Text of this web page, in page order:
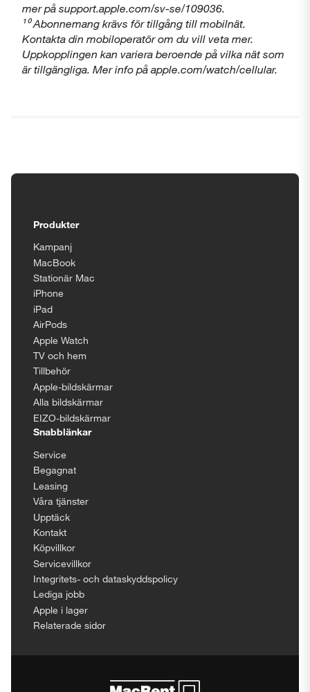
mer på support.apple.com/sv-se/109036.
¹⁰ Abonnemang krävs för tillgång till mobilnät.
Kontakta din mobiloperatör om du vill veta mer.
Uppkopplingen kan variera beroende på vilka nät som
är tillgängliga. Mer info på apple.com/watch/cellular.
Produkter
Kampanj
MacBook
Stationär Mac
iPhone
iPad
AirPods
Apple Watch
TV och hem
Tillbehör
Apple-bildskärmar
Alla bildskärmar
EIZO-bildskärmar
Snabblänkar
Service
Begagnat
Leasing
Våra tjänster
Upptäck
Kontakt
Köpvillkor
Servicevillkor
Integritets- och dataskyddspolicy
Lediga jobb
Apple i lager
Relaterade sidor